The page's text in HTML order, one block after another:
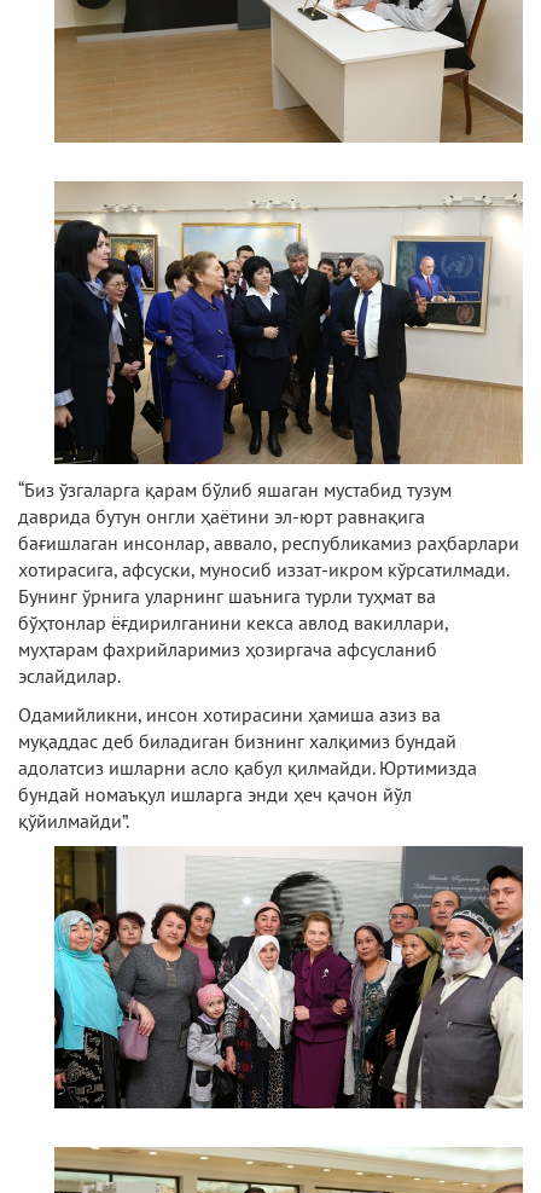
“Биз ўзгаларга қарам бўлиб яшаган мустабид тузум
даврида бутун онгли ҳаётини эл-юрт равнақига
бағишлаган инсонлар, аввало, республикамиз раҳбарлари
хотирасига, афсуски, муносиб иззат-икром кўрсатилмади.
Бунинг ўрнига уларнинг шаънига турли туҳмат ва
бўҳтонлар ёғдирилганини кекса авлод вакиллари,
муҳтарам фахрийларимиз ҳозиргача афсусланиб
эслайдилар.
Одамийликни, инсон хотирасини ҳамиша азиз ва
муқаддас деб биладиган бизнинг халқимиз бундай
адолатсиз ишларни асло қабул қилмайди. Юртимизда
бундай номаъқул ишларга энди ҳеч қачон йўл
қўйилмайди”.